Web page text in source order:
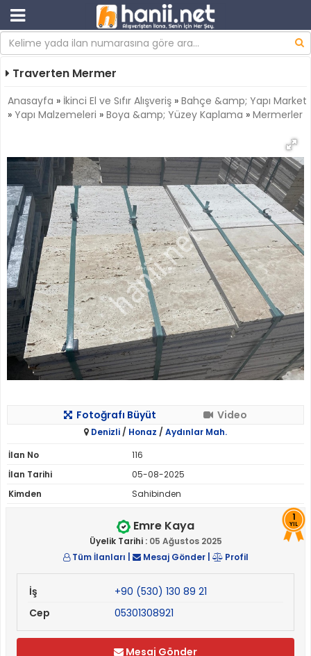
Traverten Mermer
Anasayfa » İkinci El ve Sıfır Alışveriş » Bahçe &amp; Yapı Market
» Yapı Malzemeleri » Boya &amp; Yüzey Kaplama » Mermerler
Fotoğrafı Büyüt Video
Denizli / Honaz / Aydınlar Mah.
İlan No
116
İlan Tarihi
05-08-2025
Kimden
Sahibinden
1
YIL
Emre Kaya
Üyelik Tarihi : 05 Ağustos 2025
Tüm İlanları
Mesaj Gönder| Profil
İş
+90 (530) 130 89 21
Cep
05301308921
Mesaj Gönder